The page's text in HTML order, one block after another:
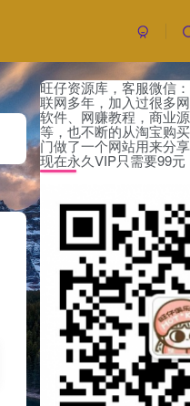
旺仔资源库，客服微信
联网多年，加入过很多
软件、网赚教程，商业
等，也不断的从淘宝购
门做了一个网站用来分
现在永久VIP只需要99元